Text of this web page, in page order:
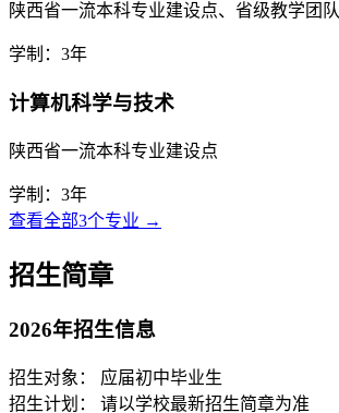
陕西省一流本科专业建设点、省级教学团队
学制：3年
计算机科学与技术
陕西省一流本科专业建设点
学制：3年
查看全部3个专业 →
招生简章
2026年招生信息
招生对象：
应届初中毕业生
招生计划：
请以学校最新招生简章为准